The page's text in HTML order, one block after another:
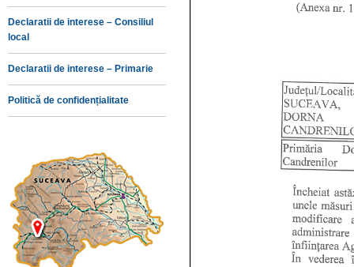
Declaratii de interese – Consiliul
local
Declaratii de interese – Primarie
Politică de confidențialitate